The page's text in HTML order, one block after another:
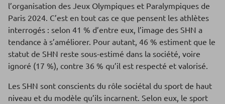
l’organisation des Jeux Olympiques et Paralympiques de
Paris 2024. C’est en tout cas ce que pensent les athlètes
interrogés : selon 41 % d’entre eux, l’image des SHN a
tendance à s’améliorer. Pour autant, 46 % estiment que le
statut de SHN reste sous-estimé dans la société, voire
ignoré (17 %), contre 36 % qu’il est respecté et valorisé.
Les SHN sont conscients du rôle sociétal du sport de haut
niveau et du modèle qu’ils incarnent. Selon eux, le sport